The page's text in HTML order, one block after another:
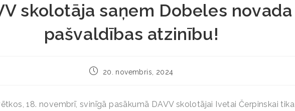
skolotāja saņem Dobeles novada
pašvaldības atzinību!
20. novembris, 2024
18. novembrī, svinīgā pasākumā DAVV skolotājai Ivetai Čerpinskai tika